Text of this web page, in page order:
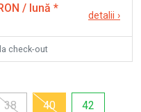
/ lună *
detalii ›
check-out
38 40 42